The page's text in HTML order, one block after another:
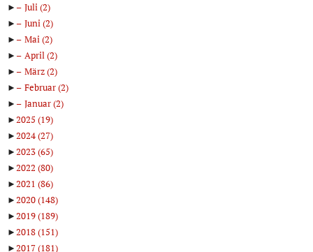
►
Juli(2)
►
Juni(2)
►
Mai(2)
►
April(2)
►
März(2)
►
Februar(2)
►
Januar(2)
►2025 (19)
►2024(27)
►2023(65)
►2022 (80)
►2021 (86)
►2020(148)
►2019(189)
►2018(151)
►2017(181)